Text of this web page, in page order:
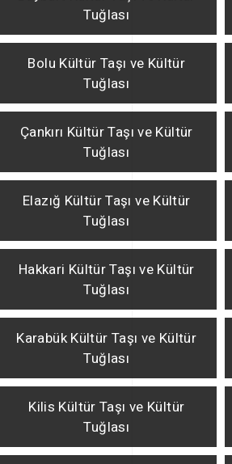
Tuğlası
Bolu Kültür Taşı ve Kültür
Tuğlası
Çankırı Kültür Taşı ve Kültür
Tuğlası
Elazığ Kültür Taşı ve Kültür
Tuğlası
Hakkari Kültür Taşı ve Kültür
Tuğlası
Karabük Kültür Taşı ve Kültür
Tuğlası
Kilis Kültür Taşı ve Kültür
Tuğlası